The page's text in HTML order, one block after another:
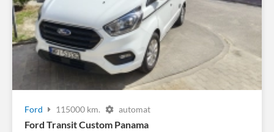
Ford 115000 km. automat
Ford Transit Custom Panama